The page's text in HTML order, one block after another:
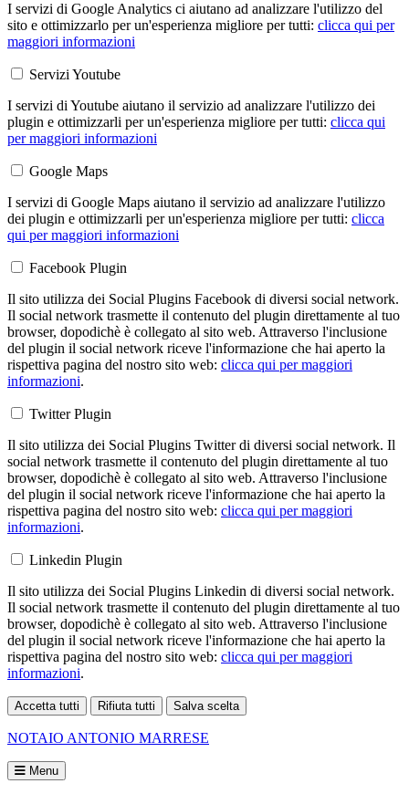
I servizi di Google Analytics ci aiutano ad analizzare l'utilizzo del
sito e ottimizzarlo per un'esperienza migliore per tutti: clicca qui per
maggiori informazioni
Servizi Youtube
I servizi di Youtube aiutano il servizio ad analizzare l'utilizzo dei
plugin e ottimizzarli per un'esperienza migliore per tutti: clicca qui
per maggiori informazioni
Google Maps
I servizi di Google Maps aiutano il servizio ad analizzare l'utilizzo
dei plugin e ottimizzarli per un'esperienza migliore per tutti: clicca
qui per maggiori informazioni
Facebook Plugin
Il sito utilizza dei Social Plugins Facebook di diversi social network.
Il social network trasmette il contenuto del plugin direttamente al tuo
browser, dopodichè è collegato al sito web. Attraverso l'inclusione
del plugin il social network riceve l'informazione che hai aperto la
rispettiva pagina del nostro sito web: clicca qui per maggiori
informazioni.
Twitter Plugin
Il sito utilizza dei Social Plugins Twitter di diversi social network. Il
social network trasmette il contenuto del plugin direttamente al tuo
browser, dopodichè è collegato al sito web. Attraverso l'inclusione
del plugin il social network riceve l'informazione che hai aperto la
rispettiva pagina del nostro sito web: clicca qui per maggiori
informazioni.
Linkedin Plugin
Il sito utilizza dei Social Plugins Linkedin di diversi social network.
Il social network trasmette il contenuto del plugin direttamente al tuo
browser, dopodichè è collegato al sito web. Attraverso l'inclusione
del plugin il social network riceve l'informazione che hai aperto la
rispettiva pagina del nostro sito web: clicca qui per maggiori
informazioni.
Accetta tutti Rifiuta tutti Salva scelta
NOTAIO ANTONIO MARRESE
Menu